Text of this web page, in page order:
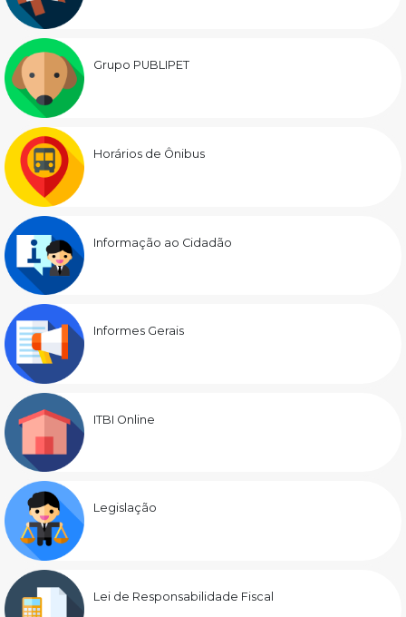
Grupo PUBLIPET
Horários de Ônibus
Informação ao Cidadão
Informes Gerais
ITBI Online
Legislação
Lei de Responsabilidade Fiscal